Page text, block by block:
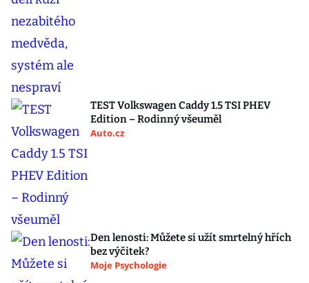
TEST Volkswagen Caddy 1.5 TSI PHEV
Edition – Rodinný všeuměl
Auto.cz
Den lenosti: Můžete si užít smrtelný hřích
bez výčitek?
Moje Psychologie